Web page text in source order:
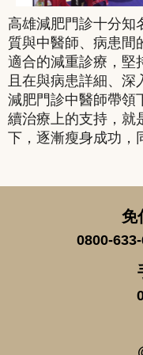
高雄減肥門診十分知
質與中醫師、病患間
適合的減重診療，堅
且在與病患詳細、
減肥門診中醫師帶領
續治療上的支持，就
下，逐漸瘦身成功，
免
0800-